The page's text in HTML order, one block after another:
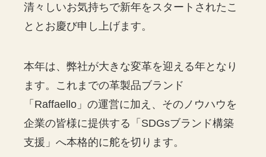
清々しいお気持ちで新年をスタートされたこ
ととお慶び申し上げます。
本年は、弊社が大きな変革を迎える年となり
ます。これまでの革製品ブランド
「Raffaello」の運営に加え、そのノウハウを
企業の皆様に提供する「SDGsブランド構築
支援」へ本格的に舵を切ります。